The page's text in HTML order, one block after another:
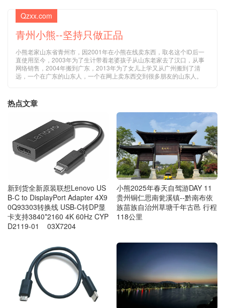
Qzxx.com
青州小熊--坚持只做正品
小熊老家山东省青州市，因2001年在小熊在线卖东西，取名这个ID后一
直使用至今，2003年为了生计带着老婆孩子从山东老家去了汉口，从事
网络销售，2004年搬到广东，2013年为了女儿上学又从广州搬到了清
远，一个在广东的山东人，一个在网上卖东西交到很多朋友的山东人。
热点文章
新到货全新原装联想Lenovo US
B-C to DisplayPort Adapter 4X9
0Q93303转换线 USB-C转DP显
卡支持3840*2160 4K 60Hz CYP
D2119-01 03X7204
小熊2025年春天自驾游DAY 11
贵州铜仁思南瓮溪镇--黔南布依
族苗族自治州草塘千年古邑 行程
118公里